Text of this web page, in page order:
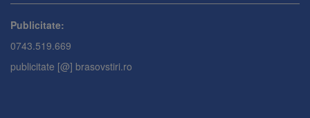
Publicitate:
0743.519.669
publicitate [@] brasovstiri.ro